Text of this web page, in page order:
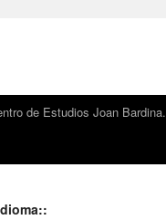
de Estudios Joan Bardina.